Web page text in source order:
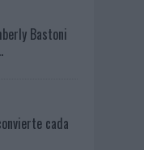
Bastoni
cada